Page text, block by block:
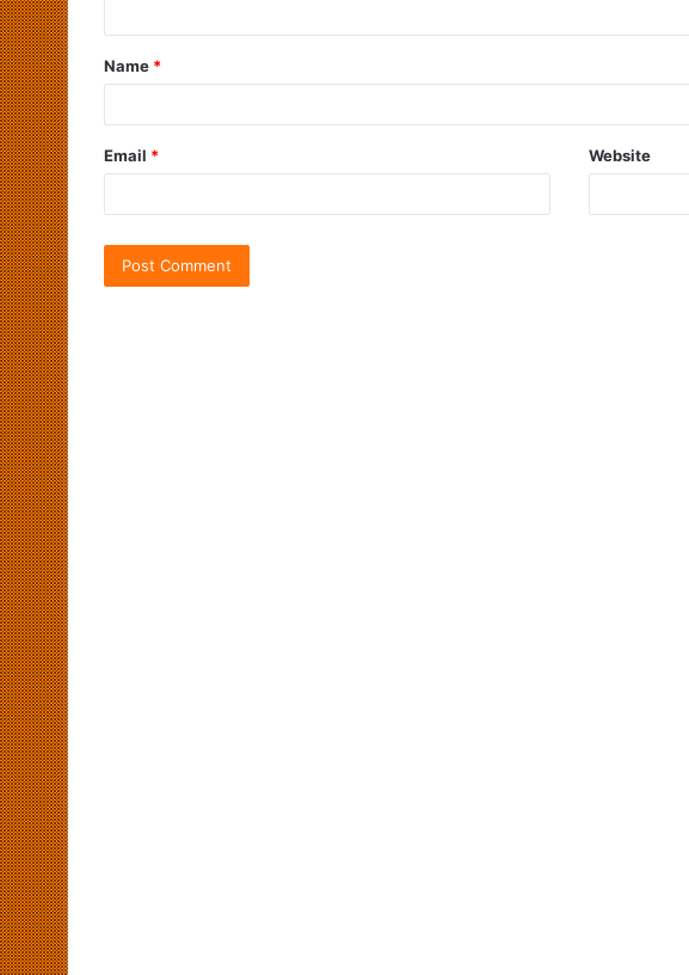
Name *
Email * Website